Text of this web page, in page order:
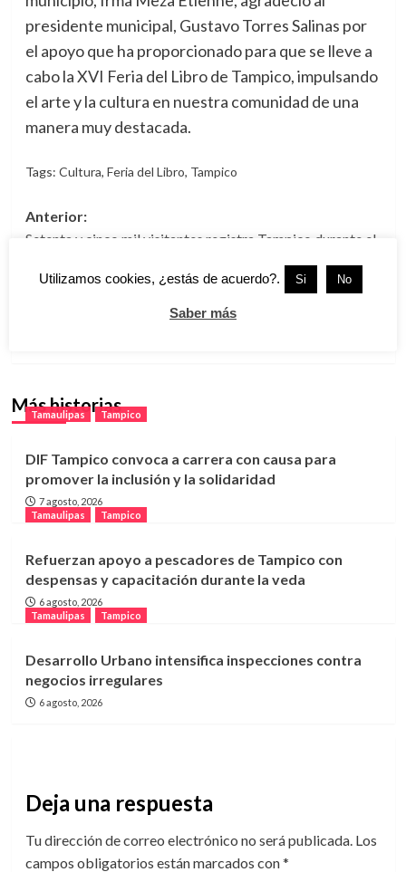
presidente municipal, Gustavo Torres Salinas por
el apoyo que ha proporcionado para que se lleve a
cabo la XVI Feria del Libro de Tampico, impulsando
el arte y la cultura en nuestra comunidad de una
manera muy destacada.
Tags: Cultura, Feria del Libro, Tampico
Navegación
de
entradas
Anterior:
Setenta y cinco mil visitantes registra Tampico durante el
Siguiente:
Fortalecerán las Acciones en Materia de Seguridad
Más historias
Tamaulipas Tampico
DIF Tampico convoca a carrera con causa para
promover la inclusión y la solidaridad
7 agosto, 2026
Tamaulipas
Tampico
Refuerzan apoyo a pescadores de Tampico con
despensas y capacitación durante la veda
6 agosto, 2026
Tamaulipas
Tampico
Desarrollo Urbano intensifica inspecciones contra
negocios irregulares
6 agosto, 2026
Deja una respuesta
Tu dirección de correo electrónico no será publicada. Los
campos obligatorios están marcados con*
Utilizamos cookies, ¿estás de acuerdo?. Si No
Saber más